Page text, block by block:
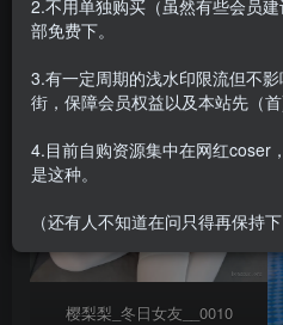
樱梨梨_冬日女友__0010
2.不用单独购买（虽然有些会员
部免费下。
3.有一定周期的浅水印限流但不
街，保障会员权益以及本站先（首
4.目前自购资源集中在网红
是这种。
（还有人不知道在问只得再保持下